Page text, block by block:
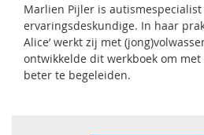
Marlien Pijler is autismespecialist
ervaringsdeskundige. In haar
Alice’ werkt zij met
ontwikkelde dit werkboek om
beter te begeleiden.